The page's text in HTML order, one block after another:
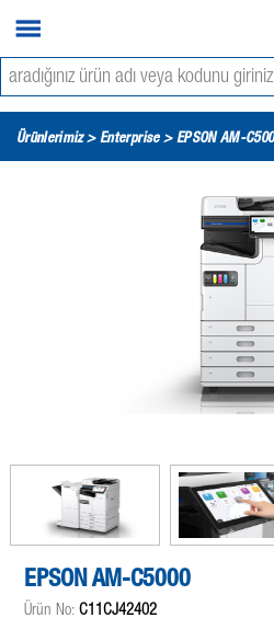
Ürünlerimiz > Enterprise> EPSON AM-
EPSON AM-C5000
Ürün No:C11CJ42402